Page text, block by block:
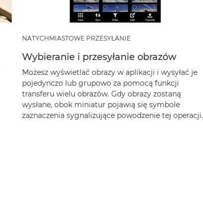
NATYCHMIASTOWE PRZESYŁANIE
Wybieranie i przesyłanie obrazów
Możesz wyświetlać obrazy w aplikacji i wysyłać je
pojedynczo lub grupowo za pomocą funkcji
transferu wielu obrazów. Gdy obrazy zostaną
wysłane, obok miniatur pojawią się symbole
zaznaczenia sygnalizujące powodzenie tej operacji.